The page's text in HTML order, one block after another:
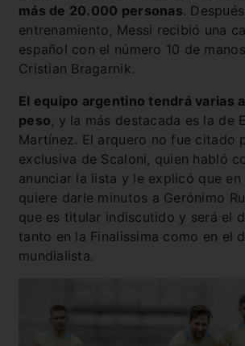
más de 20.000 personas.
entrenamiento, Messi recibió una
español con el número 10 de
Cristian Bragarnik.
El equipo argentino tendrá varias
peso, y la más destacada es la de
Martínez. El arquero no fue citado
exclusiva de Scaloni, quien habló
anunciar la lista y le explicó que
quiere darle minutos a Gerónimo
que es titular indiscutido y será el
tanto en la Finalissima como en el
mundialista.